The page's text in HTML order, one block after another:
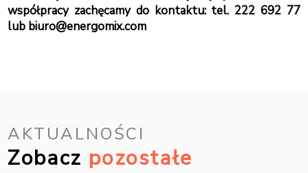
współpracy zachęcamy do kontaktu: tel. 222 692 77
lub biuro@energomix.com
AKTUALNOŚCI
Zobacz pozostałe